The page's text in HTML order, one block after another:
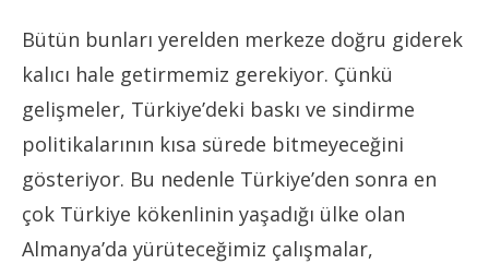
Bütün bunları yerelden merkeze doğru giderek
kalıcı hale getirmemiz gerekiyor. Çünkü
gelişmeler, Türkiye’deki baskı ve sindirme
politikalarının kısa sürede bitmeyeceğini
gösteriyor. Bu nedenle Türkiye’den sonra en
çok Türkiye kökenlinin yaşadığı ülke olan
Almanya’da yürüteceğimiz çalışmalar,